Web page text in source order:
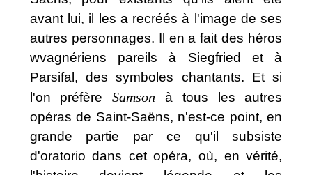
avant lui, il les a recréés à l'image de ses
autres personnages. Il en a fait des héros
wvagnériens pareils à Siegfried et à
Parsifal, des symboles chantants. Et si
l'on préfèreSamson à tous les autres
opéras de Saint-Saëns, n'est-ce point, en
grande partie par ce qu'il subsiste
d'oratorio dans cet opéra, où, en vérité,